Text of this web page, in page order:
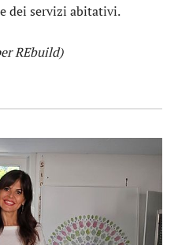
dei servizi abitativi.
REbuild)